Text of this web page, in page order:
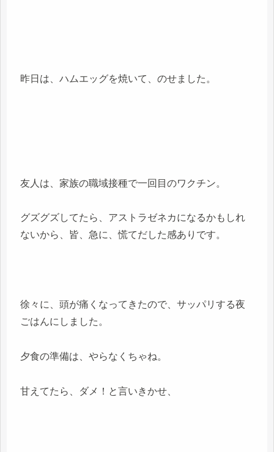
昨日は、ハムエッグを焼いて、のせました。
友人は、家族の職域接種で一回目のワクチン。
グズグズしてたら、アストラゼネカになるかもしれ
ないから、皆、急に、慌てだした感ありです。
徐々に、頭が痛くなってきたので、サッパリする夜
ごはんにしました。
夕食の準備は、やらなくちゃね。
甘えてたら、ダメ！と言いきかせ、